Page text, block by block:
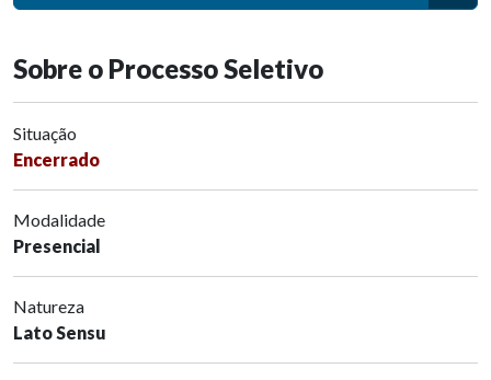
Sobre o Processo Seletivo
Situação
Encerrado
Modalidade
Presencial
Natureza
Lato Sensu